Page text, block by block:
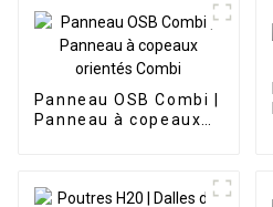
Panneau OSB Combi |
Panneau à copeaux